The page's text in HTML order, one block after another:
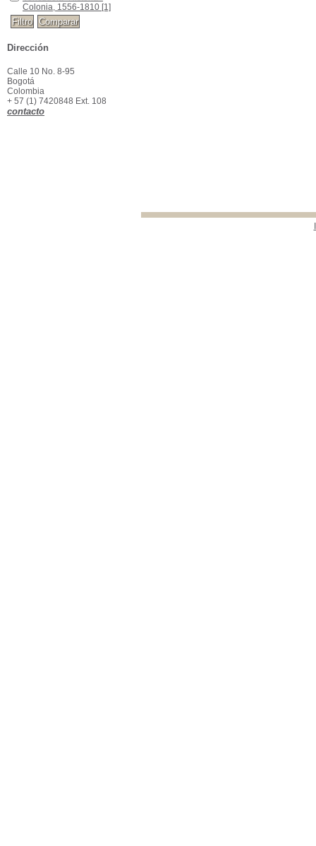
Colonia, 1556-1810 [1]
Dirección
Calle 10 No. 8-95
Bogotá
Colombia
+ 57 (1) 7420848 Ext. 108
contacto